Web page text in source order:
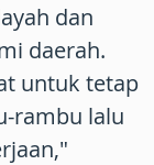
dan
daerah.
untuk tetap
rambu lalu